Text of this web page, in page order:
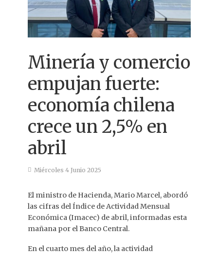
Minería y comercio
empujan fuerte:
economía chilena
crece un 2,5% en
abril
Miércoles 4 Junio 2025
El ministro de Hacienda, Mario Marcel, abordó
las cifras del Índice de Actividad Mensual
Económica (Imacec) de abril, informadas esta
mañana por el Banco Central.
En el cuarto mes del año, la actividad